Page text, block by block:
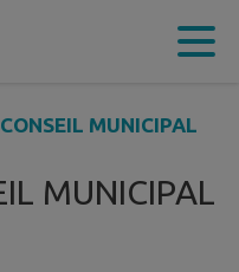
MUNICIPAL
MUNICIPAL